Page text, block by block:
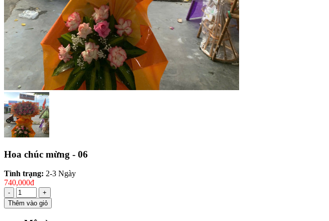
Hoa chúc mừng - 06
Tình trạng: 2-3 Ngày
740,000đ
-
+
Thêm vào giỏ